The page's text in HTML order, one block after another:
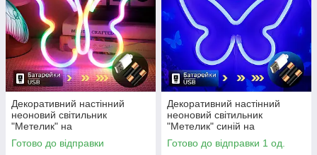
Декоративний настінний
неоновий світильник
"Метелик" на
батарейках/USB
22.5*2*19.5cm
Готово до відправки
Декоративний настінний
неоновий світильник
"Метелик" синій на
батарейках/USB 15.4*22.6 см
Готово до відправки 1 од.